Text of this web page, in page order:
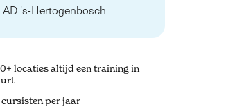
's-Hertogenbosch
locaties altijd een training in
cursisten per jaar